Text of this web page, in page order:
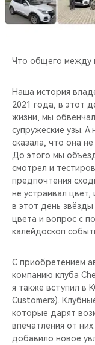
НАШИ
ВИДЕООБЗОРЫ
Что общего между
Наша история
2021 года, в этот
жизни, мы
супружеские узы. А
сказала, что она
До этого мы
смотрел и
предпочтения
не устраивал
в этот день
цвета и вопрос с
калейдоскоп
С приобретением
компанию клуба
я также вступил в
Customer»).
которые дарят
впечатления от
добавило новое